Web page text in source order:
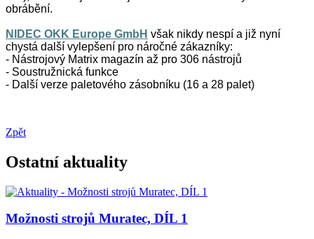
obrábění.
NIDEC OKK Europe GmbH však nikdy nespí a již nyní
chystá další vylepšení pro náročné zákazníky:
- Nástrojový Matrix magazín až pro 306 nástrojů
- Soustružnická funkce
- Další verze paletového zásobníku (16 a 28 palet)
Zpět
Ostatní aktuality
Možnosti strojů Muratec, DÍL 1